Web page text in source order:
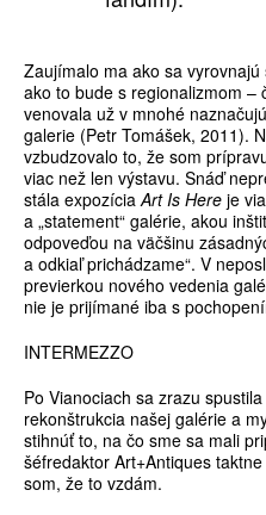
Zaujímalo ma ako sa
ako to bude s regionalizmom –
venovala už v mnohé
galerie (Petr Tomášek, 2011).
vzbudzovalo to, že som
viac než len výstavu. Snáď
stála expozíciaArt Is Here je
a „statement“ galérie, akou
odpoveďou na väčšinu
a odkiaľ prichádzame“. V
previerkou nového vedenia
nie je prijímané iba s
INTERMEZZO
Po Vianociach sa zrazu
rekonštrukcia našej galérie a
stihnúť to, na čo sme sa mali
šéfredaktor Art+Antiques
som, že to vzdám.